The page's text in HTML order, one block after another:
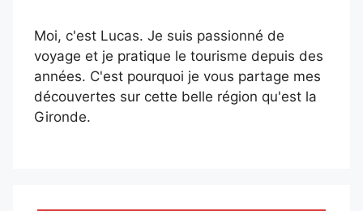
Moi, c'est Lucas. Je suis passionné de
voyage et je pratique le tourisme depuis des
années. C'est pourquoi je vous partage mes
découvertes sur cette belle région qu'est la
Gironde.